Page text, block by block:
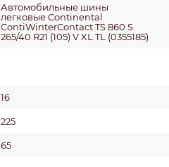
Автомобильные шины
легковые Continental
ContiWinterContact TS 860 S
265/40 R21 (105) V XL TL (0355185)
16
225
65